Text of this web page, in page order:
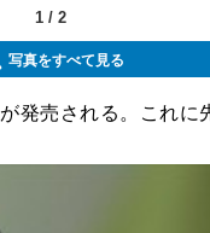
1 / 2
写真をすべて見る
が発売される。これに